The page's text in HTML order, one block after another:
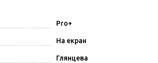
Pro+
На екран
Глянцева